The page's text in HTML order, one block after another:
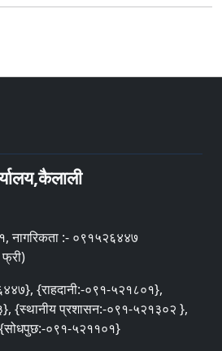
नागरिकता :- ०९१५२६४४७
{राहदानी:-०९१-५२१८०१},
{स्थानीय प्रशासन:-०९१-५२१३०२ },
०९१-५२११०१}